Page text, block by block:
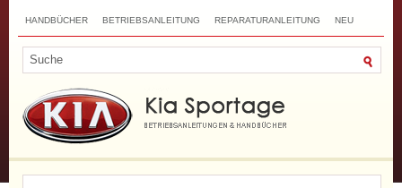
HANDBÜCHER BETRIEBSANLEITUNG REPARATURANLEITUNG NEU